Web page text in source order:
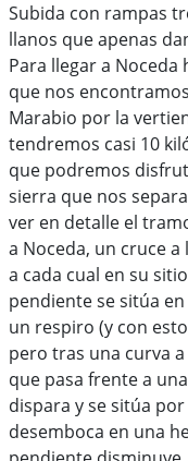
Subida con rampas
llanos que apenas
Para llegar a Noceda
que nos
Marabio por la
tendremos casi 10
que podremos
sierra que nos
ver en detalle el
a Noceda, un cruce
a cada cual en su
pendiente se sitúa
un respiro (y con
pero tras una curva
que pasa frente a
dispara y se sitúa
desemboca en una